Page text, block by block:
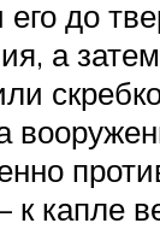
до
а
к капле